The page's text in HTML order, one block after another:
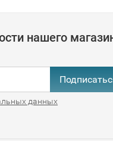
нашего
данных